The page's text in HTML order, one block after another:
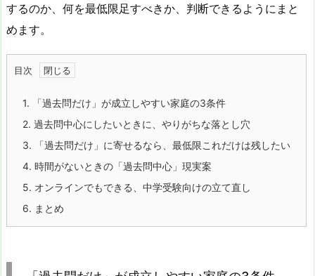
するのか、何を最低限足すべきか、判断できるようにまと
めます。
目次
1. 「過去問だけ」が成立しやすい家庭の3条件
2. 過去問中心にしたいときに、やりがちな落とし穴
3. 「過去問だけ」に寄せるなら、最低限これだけは残したい
4. 時間がないときの「過去問中心」現実案
5. オンラインでもできる、中学受験向けの立て直し
6. まとめ